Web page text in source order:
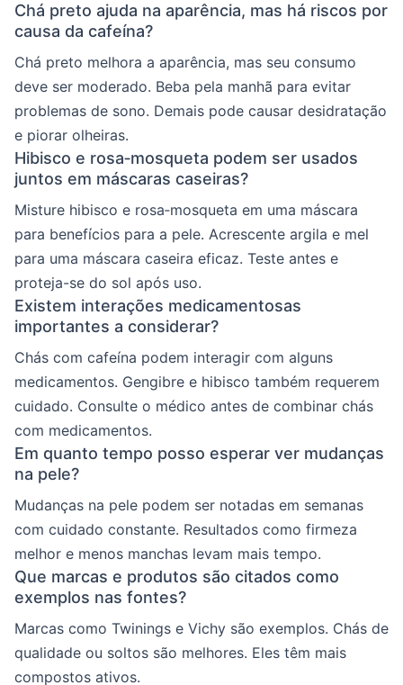
Chá preto ajuda na aparência, mas há riscos por
causa da cafeína?
Chá preto melhora a aparência, mas seu consumo
deve ser moderado. Beba pela manhã para evitar
problemas de sono. Demais pode causar desidratação
e piorar olheiras.
Hibisco e rosa‑mosqueta podem ser usados
juntos em máscaras caseiras?
Misture hibisco e rosa‑mosqueta em uma máscara
para benefícios para a pele. Acrescente argila e mel
para uma máscara caseira eficaz. Teste antes e
proteja-se do sol após uso.
Existem interações medicamentosas
importantes a considerar?
Chás com cafeína podem interagir com alguns
medicamentos. Gengibre e hibisco também requerem
cuidado. Consulte o médico antes de combinar chás
com medicamentos.
Em quanto tempo posso esperar ver mudanças
na pele?
Mudanças na pele podem ser notadas em semanas
com cuidado constante. Resultados como firmeza
melhor e menos manchas levam mais tempo.
Que marcas e produtos são citados como
exemplos nas fontes?
Marcas como Twinings e Vichy são exemplos. Chás de
qualidade ou soltos são melhores. Eles têm mais
compostos ativos.